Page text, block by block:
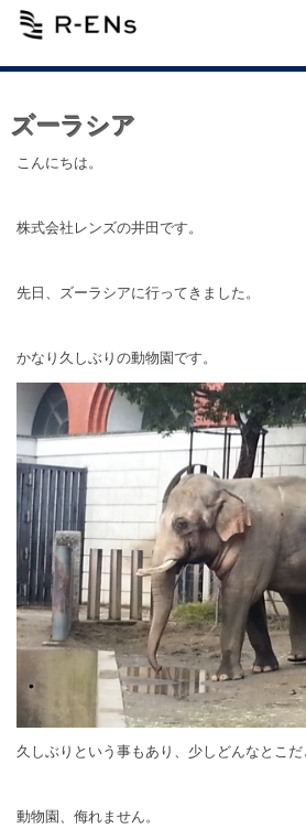
ズーラシア
こんにちは。
株式会社レンズの井田です。
先日、ズーラシアに行ってきました。
かなり久しぶりの動物園です。
久しぶりという事もあり、少しどんなとこ
動物園、侮れません。